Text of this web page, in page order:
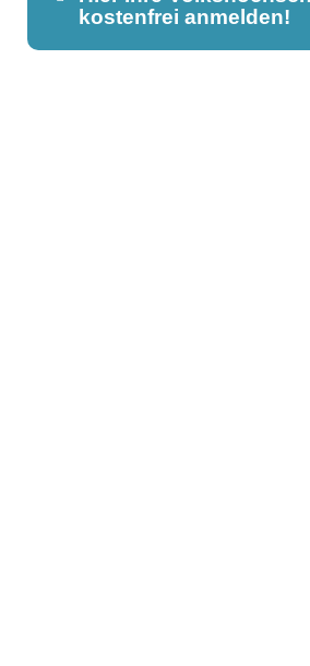
kostenfrei anmelden!